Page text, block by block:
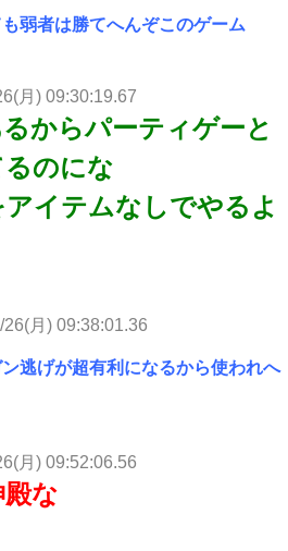
弱者は勝てへんぞこのゲーム
月) 09:30:19.67
からパーティゲーと
るのにな
イテムなしでやるよ
26(月) 09:38:01.36
逃げが超有利になるから使われへ
月) 09:52:06.56
な